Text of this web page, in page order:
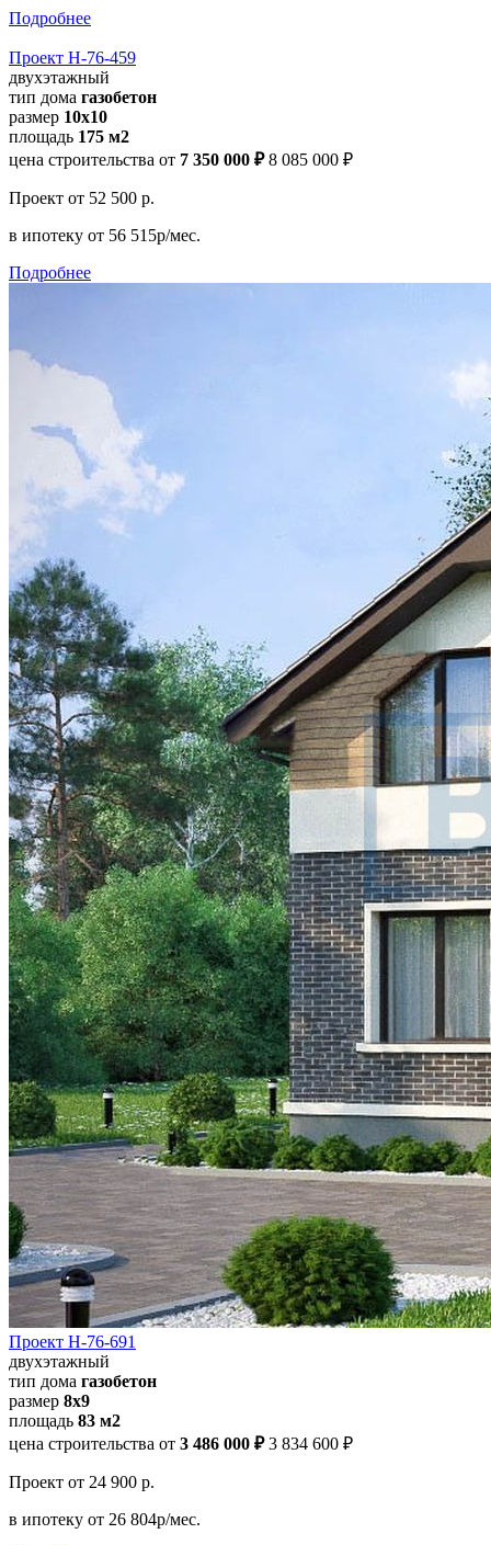
Подробнее
Проект Н-76-459
двухэтажный
тип дома газобетон
размер 10х10
площадь 175 м2
цена строительства от 7 350 000 ₽ 8 085 000 ₽
Проект от 52 500 р.
в ипотеку от 56 515р/мес.
Подробнее
Проект Н-76-691
двухэтажный
тип дома газобетон
размер 8x9
площадь 83 м2
цена строительства от 3 486 000 ₽ 3 834 600 ₽
Проект от 24 900 р.
в ипотеку от 26 804р/мес.